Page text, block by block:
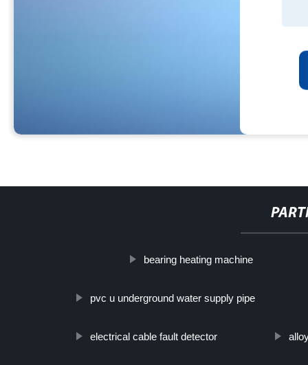
bearing heating machine
pvc u underground water supply pipe
electrical cable fault detector